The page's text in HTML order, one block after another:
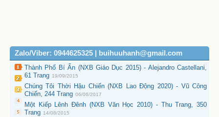
Zalo/Viber: 0944625325 | buihuuhanh@gmail.com
Thành Phố Bí Ẩn (NXB Giáo Dục 2015) - Alejandro Castellani,
61 Trang 19/09/2015
Chúng Tôi Thời Hậu Chiến (NXB Lao Động 2020) - Vũ Công
Chiến, 244 Trang 06/06/2017
Một Kiếp Lênh Đênh (NXB Văn Học 2010) - Thu Trang, 350
Trang 14/08/2015